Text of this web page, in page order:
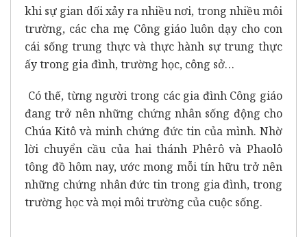
khi sự gian dối xảy ra nhiều nơi, trong nhiều môi
trường, các cha mẹ Công giáo luôn dạy cho con
cái sống trung thực và thực hành sự trung thực
ấy trong gia đình, trường học, công sở…
Có thế, từng người trong các gia đình Công giáo
đang trở nên những chứng nhân sống động cho
Chúa Kitô và minh chứng đức tin của mình. Nhờ
lời chuyển cầu của hai thánh Phêrô và Phaolô
tông đồ hôm nay, ước mong mỗi tín hữu trở nên
những chứng nhân đức tin trong gia đình, trong
trường học và mọi môi trường của cuộc sống.